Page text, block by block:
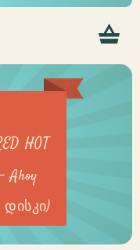
HOT
Ahoy
დისკი)